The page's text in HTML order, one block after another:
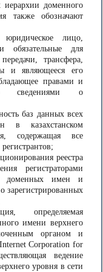
доменного
также обозначают
лицо,
обязательные для
трансфера,
и являющееся его
правами и
сведениями о
баз данных всех
в казахстанском
содержащая все
реестра
регистраторами
доменных имен и
зарегистрированных
определяемая
имени верхнего
органом и
Corporation for
ведение
уровня в сети